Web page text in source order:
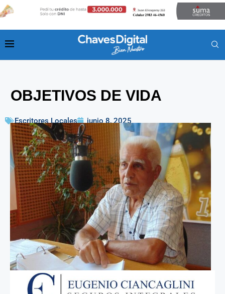
OBJETIVOS DE VIDA
Escritores Locales junio 8, 2025